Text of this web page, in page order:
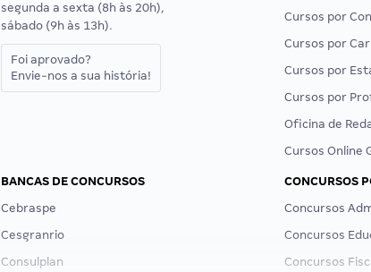
segunda a sexta (8h às 20h),
sábado (9h às 13h).
Foi aprovado?
Envie-nos a sua história!
Cursos por
Cursos por
Cursos por
Cursos por
Oficina de
Cursos Online
BANCAS DE CONCURSOS
Cebraspe
Cesgranrio
Consulplan
CONCURSOS
Concursos
Concursos
Concursos